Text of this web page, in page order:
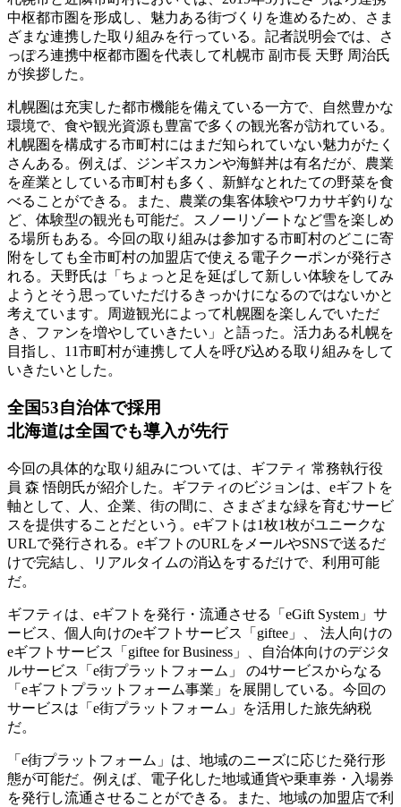
中枢都市圏を形成し、魅力ある街づくりを進めるため、さま
ざまな連携した取り組みを行っている。記者説明会では、さ
っぽろ連携中枢都市圏を代表して札幌市 副市長 天野 周治氏
が挨拶した。
札幌圏は充実した都市機能を備えている一方で、自然豊かな
環境で、食や観光資源も豊富で多くの観光客が訪れている。
札幌圏を構成する市町村にはまだ知られていない魅力がたく
さんある。例えば、ジンギスカンや海鮮丼は有名だが、農業
を産業としている市町村も多く、新鮮なとれたての野菜を食
べることができる。また、農業の集客体験やワカサギ釣りな
ど、体験型の観光も可能だ。スノーリゾートなど雪を楽しめ
る場所もある。今回の取り組みは参加する市町村のどこに寄
附をしても全市町村の加盟店で使える電子クーポンが発行さ
れる。天野氏は「ちょっと足を延ばして新しい体験をしてみ
ようとそう思っていただけるきっかけになるのではないかと
考えています。周遊観光によって札幌圏を楽しんでいただ
き、ファンを増やしていきたい」と語った。活力ある札幌を
目指し、11市町村が連携して人を呼び込める取り組みをして
いきたいとした。
全国53自治体で採用
北海道は全国でも導入が先行
今回の具体的な取り組みについては、ギフティ 常務執行役
員 森 悟朗氏が紹介した。ギフティのビジョンは、eギフトを
軸として、人、企業、街の間に、さまざまな緑を育むサービ
スを提供することだという。eギフトは1枚1枚がユニークな
URLで発行される。eギフトのURLをメールやSNSで送るだ
けで完結し、リアルタイムの消込をするだけで、利用可能
だ。
ギフティは、eギフトを発行・流通させる「eGift System」サ
ービス、個人向けのeギフトサービス「giftee」、 法人向けの
eギフトサービス「giftee for Business」、自治体向けのデジタ
ルサービス「e街プラットフォーム」 の4サービスからなる
「eギフトプラットフォーム事業」を展開している。今回の
サービスは「e街プラットフォーム」を活用した旅先納税
だ。
「e街プラットフォーム」は、地域のニーズに応じた発行形
態が可能だ。例えば、電子化した地域通貨や乗車券・入場券
を発行し流通させることができる。また、地域の加盟店で利